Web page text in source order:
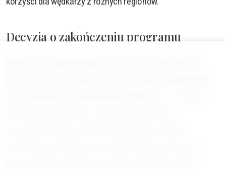
Decyzja o zakończeniu programu